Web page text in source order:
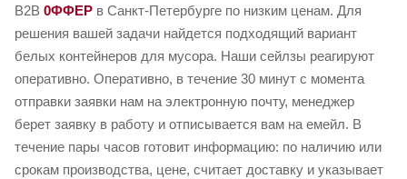
B2B 0ФФЕР в Санкт-Петербурге по низким ценам. Для
решения вашей задачи найдется подходящий вариант
белых контейнеров для мусора. Наши сейлзы реагируют
оперативно. Оперативно, в течение 30 минут с момента
отправки заявки нам на электронную почту, менеджер
берет заявку в работу и отписывается вам на емейл. В
течение пары часов готовит информацию: по наличию или
срокам производства, цене, считает доставку и указывает